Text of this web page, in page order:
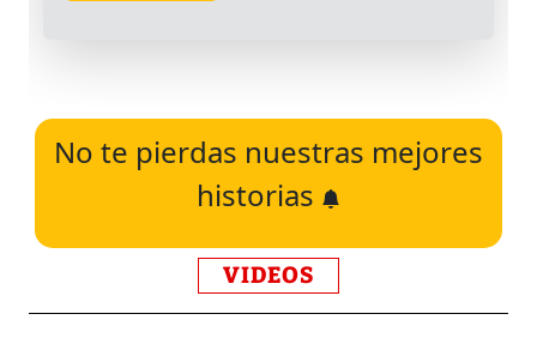
No te pierdas nuestras mejores
historias
VIDEOS